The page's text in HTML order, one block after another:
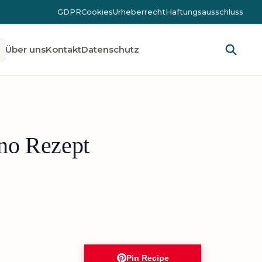
GDPRCookiesUrheberrechtHaftungsausschluss
Über unsKontaktDatenschutz
Rezept
Pin Recipe